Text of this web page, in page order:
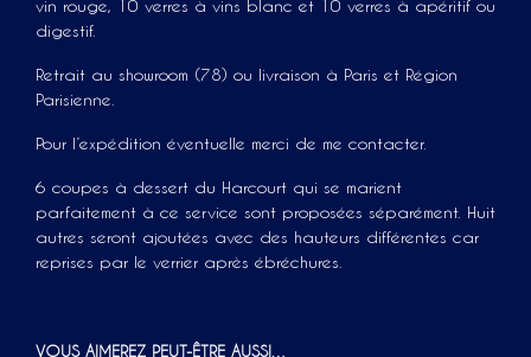
vin rouge, 10 verres à vins blanc et 10 verres à apéritif ou
digestif.
Retrait au showroom (78) ou livraison à Paris et Région
Parisienne.
Pour l’expédition éventuelle merci de me contacter.
6 coupes à dessert du Harcourt qui se marient
parfaitement à ce service sont proposées séparément. Huit
autres seront ajoutées avec des hauteurs différentes car
reprises par le verrier après ébréchures.
VOUS AIMEREZ PEUT-ÊTRE AUSSI…